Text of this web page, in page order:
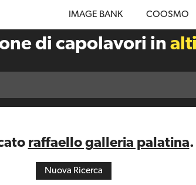
IMAGE BANK COOSMO
di capolavori in
raffaello galleria palatina.
Nuova Ricerca